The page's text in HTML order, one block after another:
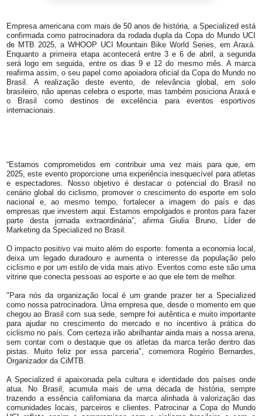
Empresa americana com mais de 50 anos de história, a Specialized está
confirmada como patrocinadora da rodada dupla da Copa do Mundo UCI
de MTB 2025, a WHOOP UCI Mountain Bike World Series, em Araxá.
Enquanto a primeira etapa acontecerá entre 3 e 6 de abril, a segunda
será logo em seguida, entre os dias 9 e 12 do mesmo mês. A marca
reafirma assim, o seu papel como apoiadora oficial da Copa do Mundo no
Brasil. A realização deste evento, de relevância global, em solo
brasileiro, não apenas celebra o esporte, mas também posiciona Araxá e
o Brasil como destinos de excelência para eventos esportivos
internacionais.
“Estamos comprometidos em contribuir uma vez mais para que, em
2025, este evento proporcione uma experiência inesquecível para atletas
e espectadores. Nosso objetivo é destacar o potencial do Brasil no
cenário global do ciclismo, promover o crescimento do esporte em solo
nacional e, ao mesmo tempo, fortalecer a imagem do país e das
empresas que investem aqui. Estamos empolgados e prontos para fazer
parte desta jornada extraordinária”, afirma Giulia Bruno, Líder de
Marketing da Specialized no Brasil.
O impacto positivo vai muito além do esporte: fomenta a economia local,
deixa um legado duradouro e aumenta o interesse da população pelo
ciclismo e por um estilo de vida mais ativo. Eventos como este são uma
vitrine que conecta pessoas ao esporte e ao que ele tem de melhor.
"Para nós da organização local é um grande prazer ter a Specialized
como nossa patrocinadora. Uma empresa que, desde o momento em que
chegou ao Brasil com sua sede, sempre foi autêntica e muito importante
para ajudar no crescimento do mercado e no incentivo à prática do
ciclismo no país. Com certeza irão abrilhantar ainda mais a nossa arena,
sem contar com o destaque que os atletas da marca terão dentro das
pistas. Muito feliz por essa parceria", comemora Rogério Bernardes,
Organizador da CiMTB.
A Specialized é apaixonada pela cultura e identidade dos países onde
atua. No Brasil, acumula mais de uma década de história, sempre
trazendo a essência californiana da marca alinhada à valorização das
comunidades locais, parceiros e clientes. Patrocinar a Copa do Mundo